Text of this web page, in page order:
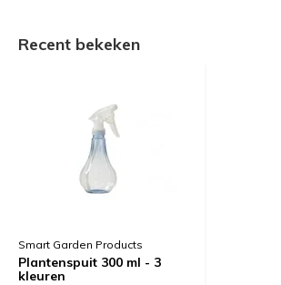
Recent bekeken
Smart Garden Products
Plantenspuit 300 ml - 3
kleuren